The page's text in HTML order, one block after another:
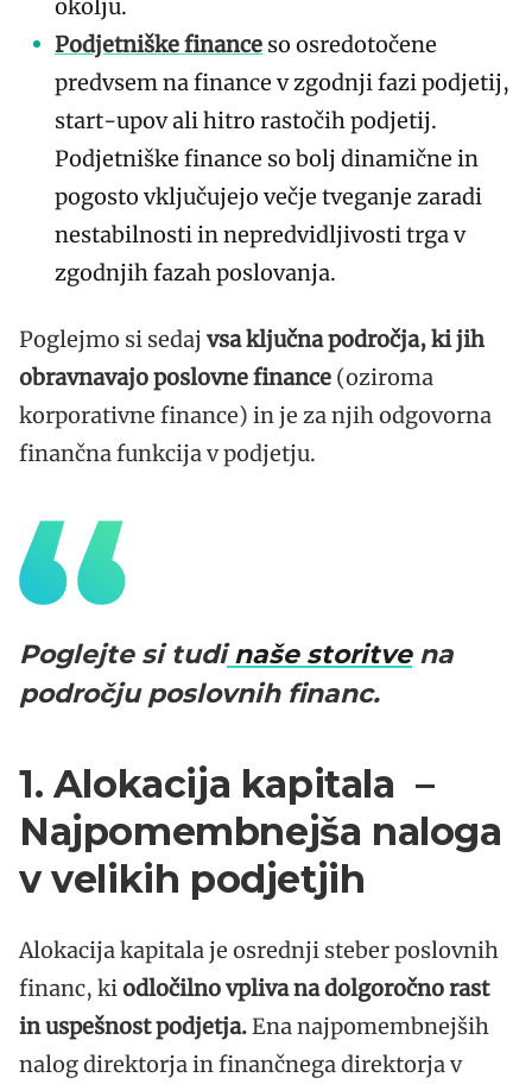
okolju.
Podjetniške finance so osredotočene
predvsem na finance v zgodnji fazi podjetij,
start-upov ali hitro rastočih podjetij.
Podjetniške finance so bolj dinamične in
pogosto vključujejo večje tveganje zaradi
nestabilnosti in nepredvidljivosti trga v
zgodnjih fazah poslovanja.
Poglejmo si sedaj vsa ključna področja, ki jih
obravnavajo poslovne finance (oziroma
korporativne finance) in je za njih odgovorna
finančna funkcija v podjetju.
Poglejte si tudinaše storitvena
področju poslovnih financ.
1. Alokacija kapitala –
Najpomembnejša naloga
v velikih podjetjih
Alokacija kapitala je osrednji steber poslovnih
financ, ki odločilno vpliva na dolgoročno rast
in uspešnost podjetja. Ena najpomembnejših
nalog direktorja in finančnega direktorja v